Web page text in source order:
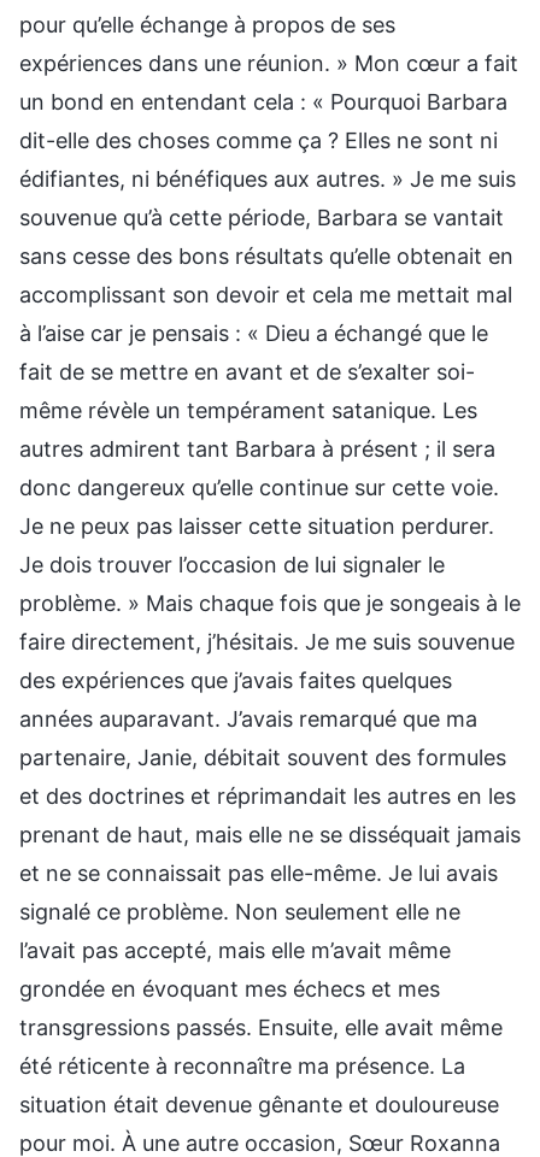
pour qu’elle échange à propos de ses
expériences dans une réunion. » Mon cœur a fait
un bond en entendant cela : « Pourquoi Barbara
dit-elle des choses comme ça ? Elles ne sont ni
édifiantes, ni bénéfiques aux autres. » Je me suis
souvenue qu’à cette période, Barbara se vantait
sans cesse des bons résultats qu’elle obtenait en
accomplissant son devoir et cela me mettait mal
à l’aise car je pensais : « Dieu a échangé que le
fait de se mettre en avant et de s’exalter soi-
même révèle un tempérament satanique. Les
autres admirent tant Barbara à présent ; il sera
donc dangereux qu’elle continue sur cette voie.
Je ne peux pas laisser cette situation perdurer.
Je dois trouver l’occasion de lui signaler le
problème. » Mais chaque fois que je songeais à le
faire directement, j’hésitais. Je me suis souvenue
des expériences que j’avais faites quelques
années auparavant. J’avais remarqué que ma
partenaire, Janie, débitait souvent des formules
et des doctrines et réprimandait les autres en les
prenant de haut, mais elle ne se disséquait jamais
et ne se connaissait pas elle-même. Je lui avais
signalé ce problème. Non seulement elle ne
l’avait pas accepté, mais elle m’avait même
grondée en évoquant mes échecs et mes
transgressions passés. Ensuite, elle avait même
été réticente à reconnaître ma présence. La
situation était devenue gênante et douloureuse
pour moi. À une autre occasion, Sœur Roxanna